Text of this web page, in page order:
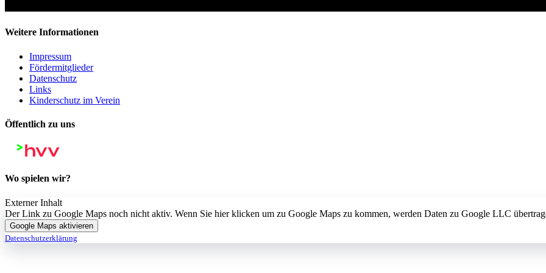
Weitere Informationen
Impressum
Fördermitglieder
Datenschutz
Links
Kinderschutz im Verein
Öffentlich zu uns
Wo spielen wir?
Externer Inhalt
Der Link zu Google Maps noch nicht aktiv. Wenn Sie hier klicken um zu Google Maps zu kommen, werden Daten zu Google LLC
Google Maps aktivieren
Datenschutzerklärung